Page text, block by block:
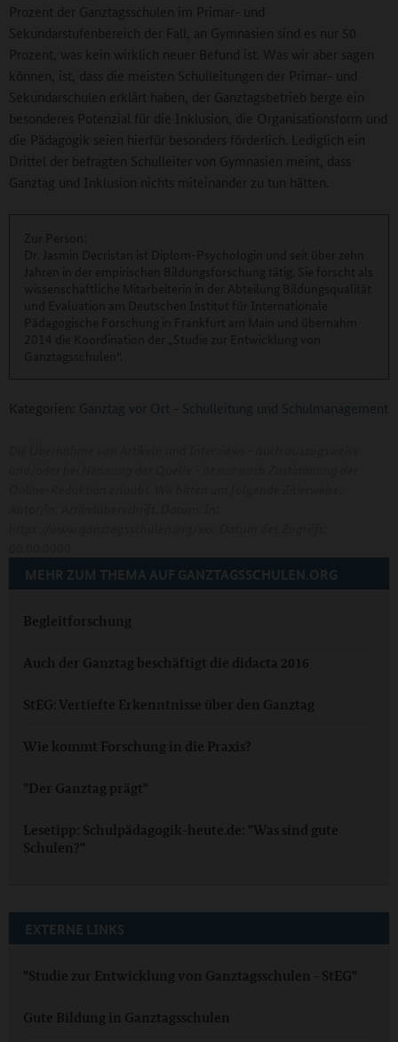
Prozent der Ganztagsschulen im Primar- und
Sekundarstufenbereich der Fall, an Gymnasien sind es nur 50
Prozent, was kein wirklich neuer Befund ist. Was wir aber sagen
können, ist, dass die meisten Schulleitungen der Primar- und
Sekundarschulen erklärt haben, der Ganztagsbetrieb berge ein
besonderes Potenzial für die Inklusion, die Organisationsform und
die Pädagogik seien hierfür besonders förderlich. Lediglich ein
Drittel der befragten Schulleiter von Gymnasien meint, dass
Ganztag und Inklusion nichts miteinander zu tun hätten.
Kategorien: Ganztag vor Ort - Schulleitung und Schulmanagement
MEHR ZUM THEMA AUF GANZTAGSSCHULEN.ORG
Begleitforschung
Auch der Ganztag beschäftigt die didacta 2016
StEG: Vertiefte Erkenntnisse über den Ganztag
Wie kommt Forschung in die Praxis?
"Der Ganztag prägt"
Lesetipp: Schulpädagogik-heute.de: "Was sind gute
Schulen?"
EXTERNE LINKS
"Studie zur Entwicklung von Ganztagsschulen - StEG"
Gute Bildung in Ganztagsschulen